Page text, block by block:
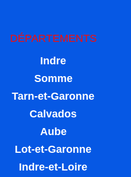
DÉPARTEMENTS
Indre
Somme
Tarn-et-Garonne
Calvados
Aube
Lot-et-Garonne
Indre-et-Loire